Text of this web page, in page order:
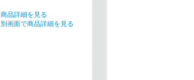
商品詳細を見る
別画面で商品詳細を見る